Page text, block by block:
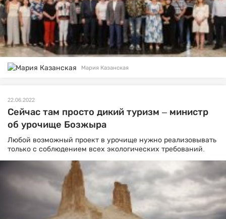
Мария Казанская
22.06.2022
Сейчас там просто дикий туризм – министр
об урочище Бозжыра
Любой возможный проект в урочище нужно реализовывать
только с соблюдением всех экологических требований.